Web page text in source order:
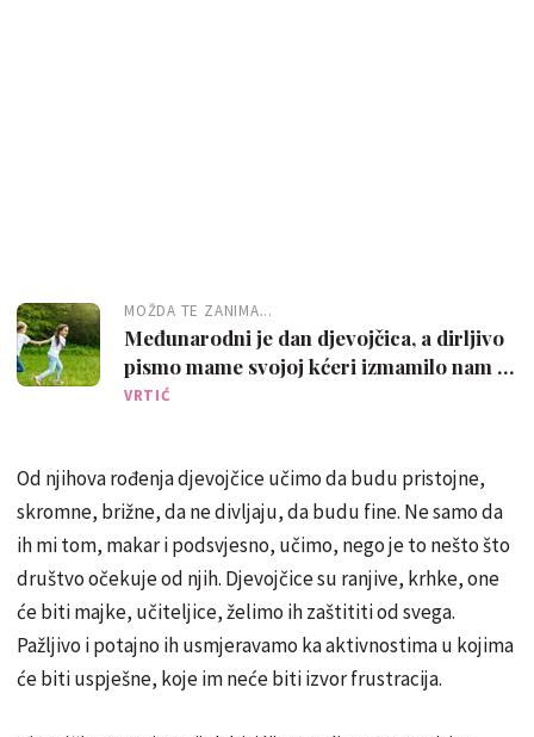
MOŽDA TE ZANIMA...
Međunarodni je dan djevojčica, a dirljivo
pismo mame svojoj kćeri izmamilo nam je
osmijeh na lice
VRTIĆ
Od njihova rođenja djevojčice učimo da budu pristojne,
skromne, brižne, da ne divljaju, da budu fine. Ne samo da
ih mi tom, makar i podsvjesno, učimo, nego je to nešto što
društvo očekuje od njih. Djevojčice su ranjive, krhke, one
će biti majke, učiteljice, želimo ih zaštititi od svega.
Pažljivo i potajno ih usmjeravamo ka aktivnostima u kojima
će biti uspješne, koje im neće biti izvor frustracija.